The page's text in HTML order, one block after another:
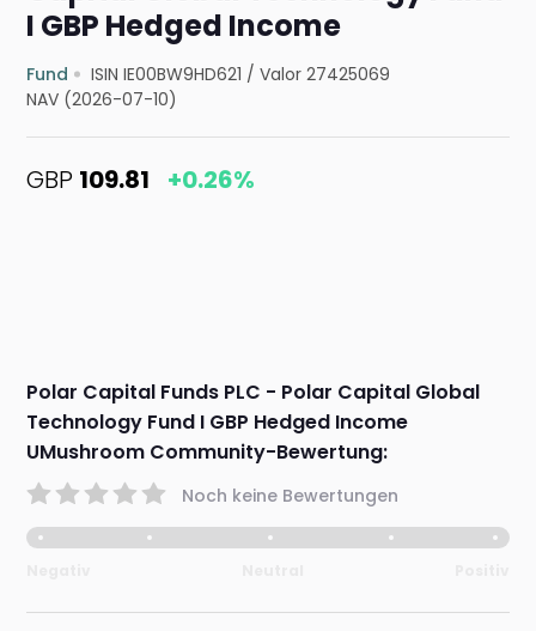
I GBP Hedged Income
Fund ISIN IE00BW9HD621 /Valor 27425069
NAV (2026-07-10)
GBP 109.81 +0.26%
Polar Capital Funds PLC - Polar Capital Global
Technology Fund I GBP Hedged Income
UMushroom Community-Bewertung:
Noch keine Bewertungen